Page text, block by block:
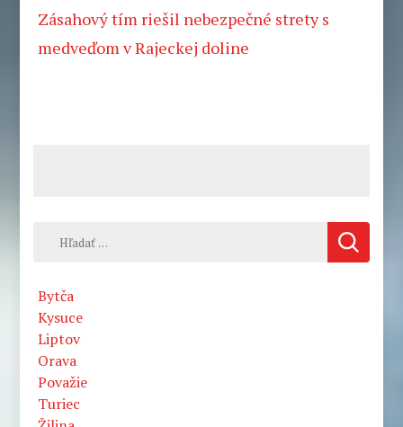
Zásahový tím riešil nebezpečné strety s
medveďom v Rajeckej doline
Hľadať:
Bytča
Kysuce
Liptov
Orava
Považie
Turiec